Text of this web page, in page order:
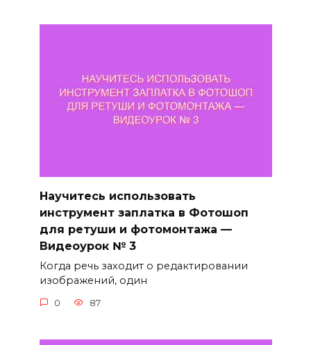
Научитесь использовать
инструмент заплатка в Фотошоп
для ретуши и фотомонтажа —
Видеоурок № 3
Когда речь заходит о редактировании
изображений, один
0 87